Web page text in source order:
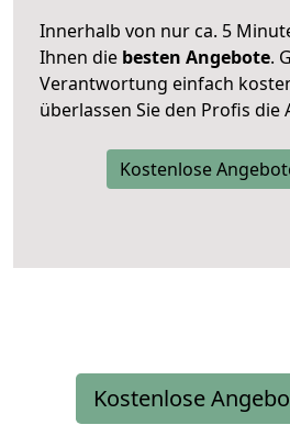
Innerhalb von nur ca. 5
Ihnen die besten Angebote.
Verantwortung einfach
überlassen Sie den Profis die
Kostenlose
Kostenlose